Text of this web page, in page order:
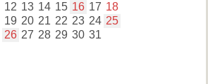
12 13 14 15 16 17 18
19 20 21 22 23 24 25
26 27 28 29 30 31